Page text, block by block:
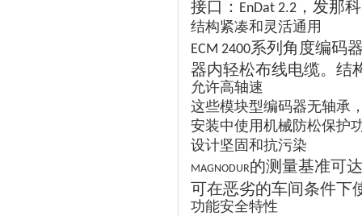
接口： EnDat 2.2 ，发那
结构紧凑和灵活通用
ECM 2400系列角度编码
器内轻松布线电缆。结
允许高轴速
这些模块型编码器无轴承
安装中使用机械防松保护
设计坚固和抗污染
MAGNODUR的测量基准可
可在恶劣的车间条件下
功能安全特性